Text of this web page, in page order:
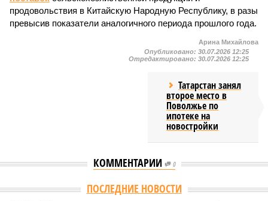
продовольствия в Китайскую Народную Республику, в разы
превысив показатели аналогичного периода прошлого года.
Арина Михайлова
Опубликовано: 30.07.2026 12:25
Отредактировано: 30.07.2026 12:25
Татарстан занял
второе место в
Поволжье по
ипотеке на
новостройки
КОММЕНТАРИИ 0
ПОСЛЕДНИЕ НОВОСТИ